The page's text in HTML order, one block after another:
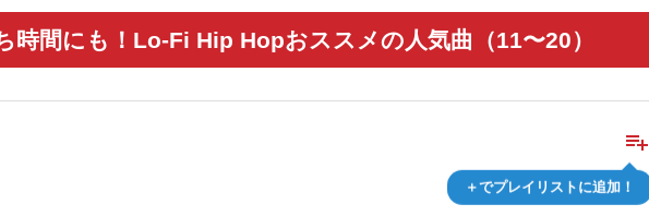
時間にも！Lo-Fi Hip Hopおススメの人気曲（11〜20）
playlist_add
＋でプレイリストに追加！